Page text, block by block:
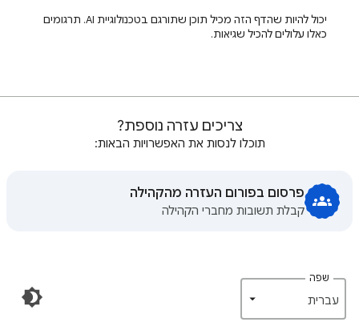
יכול להיות שהדף הזה מכיל תוכן שתורגם בטכנולוגיית AI. תרגומים
כאלו עלולים להכיל שגיאות.
צריכים עזרה נוספת?
תוכלו לנסות את האפשרויות הבאות:
פרסום בפורום העזרה מהקהילה
קבלת תשובות מחברי הקהילה
שפה
‏עברית